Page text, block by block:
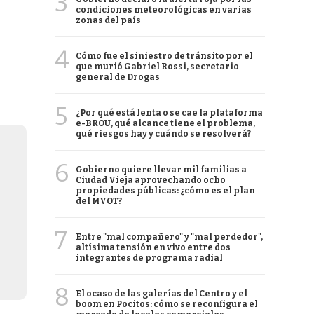
condiciones meteorológicas en varias
zonas del país
4
Cómo fue el siniestro de tránsito por el
que murió Gabriel Rossi, secretario
general de Drogas
5
¿Por qué está lenta o se cae la plataforma
e-BROU, qué alcance tiene el problema,
qué riesgos hay y cuándo se resolverá?
6
Gobierno quiere llevar mil familias a
Ciudad Vieja aprovechando ocho
propiedades públicas: ¿cómo es el plan
del MVOT?
7
Entre "mal compañero" y "mal perdedor",
altísima tensión en vivo entre dos
integrantes de programa radial
8
El ocaso de las galerías del Centro y el
boom en Pocitos: cómo se reconfigura el